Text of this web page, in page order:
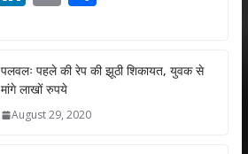
er e
dI
n
l e
पलवलः पहले की रेप की झूठी शिकायत, युवक से
मांगे लाखों रुपये
August 29, 2020